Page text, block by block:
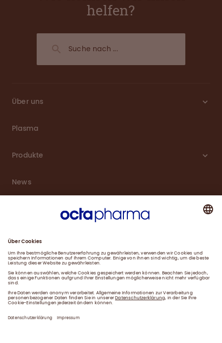
helfen?
Über uns
Plasma
Produkte
News
Downloads
Kontakt Impressum Datenschutzerklärung